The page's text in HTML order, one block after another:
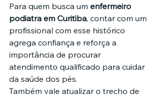
Para quem busca um enfermeiro
podiatra em Curitiba, contar com um
profissional com esse histórico
agrega confiança e reforça a
importância de procurar
atendimento qualificado para cuidar
da saúde dos pés.
Também vale atualizar o trecho de